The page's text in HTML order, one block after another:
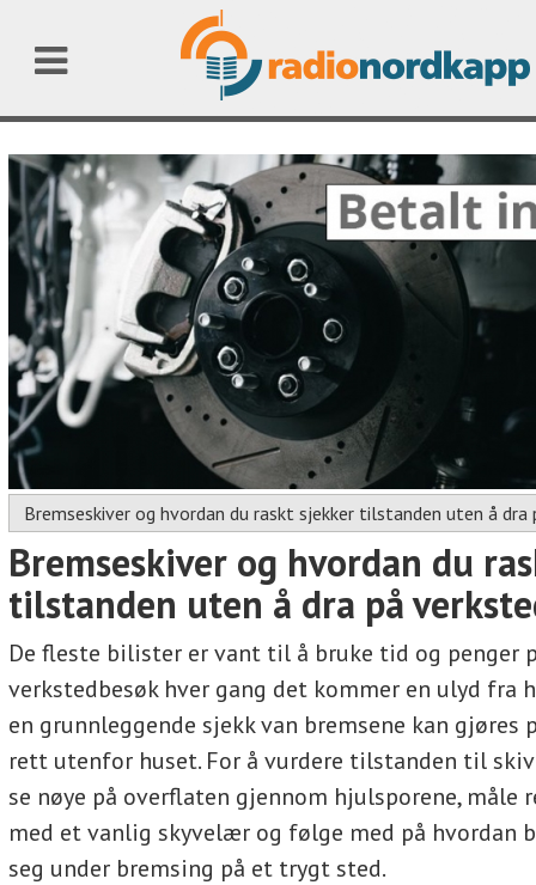
Bremseskiver og hvordan du raskt sjekker tilstanden uten å dra
Bremseskiver og hvordan du
tilstanden uten å dra på
De fleste bilister er vant til å bruke tid og penger
verkstedbesøk hver gang det kommer en ulyd fra
en grunnleggende sjekk van bremsene kan gjøres
rett utenfor huset. For å vurdere tilstanden til
se nøye på overflaten gjennom hjulsporene, måle
med et vanlig skyvelær og følge med på hvordan
seg under bremsing på et trygt sted.